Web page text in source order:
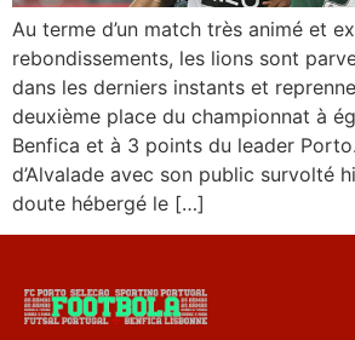
Au terme d’un match très animé et
rebondissements, les lions sont
dans les derniers instants et
deuxième place du championnat à
Benfica et à 3 points du leader
d’Alvalade avec son public survolté
doute hébergé le […]